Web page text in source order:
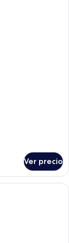
Ver precio